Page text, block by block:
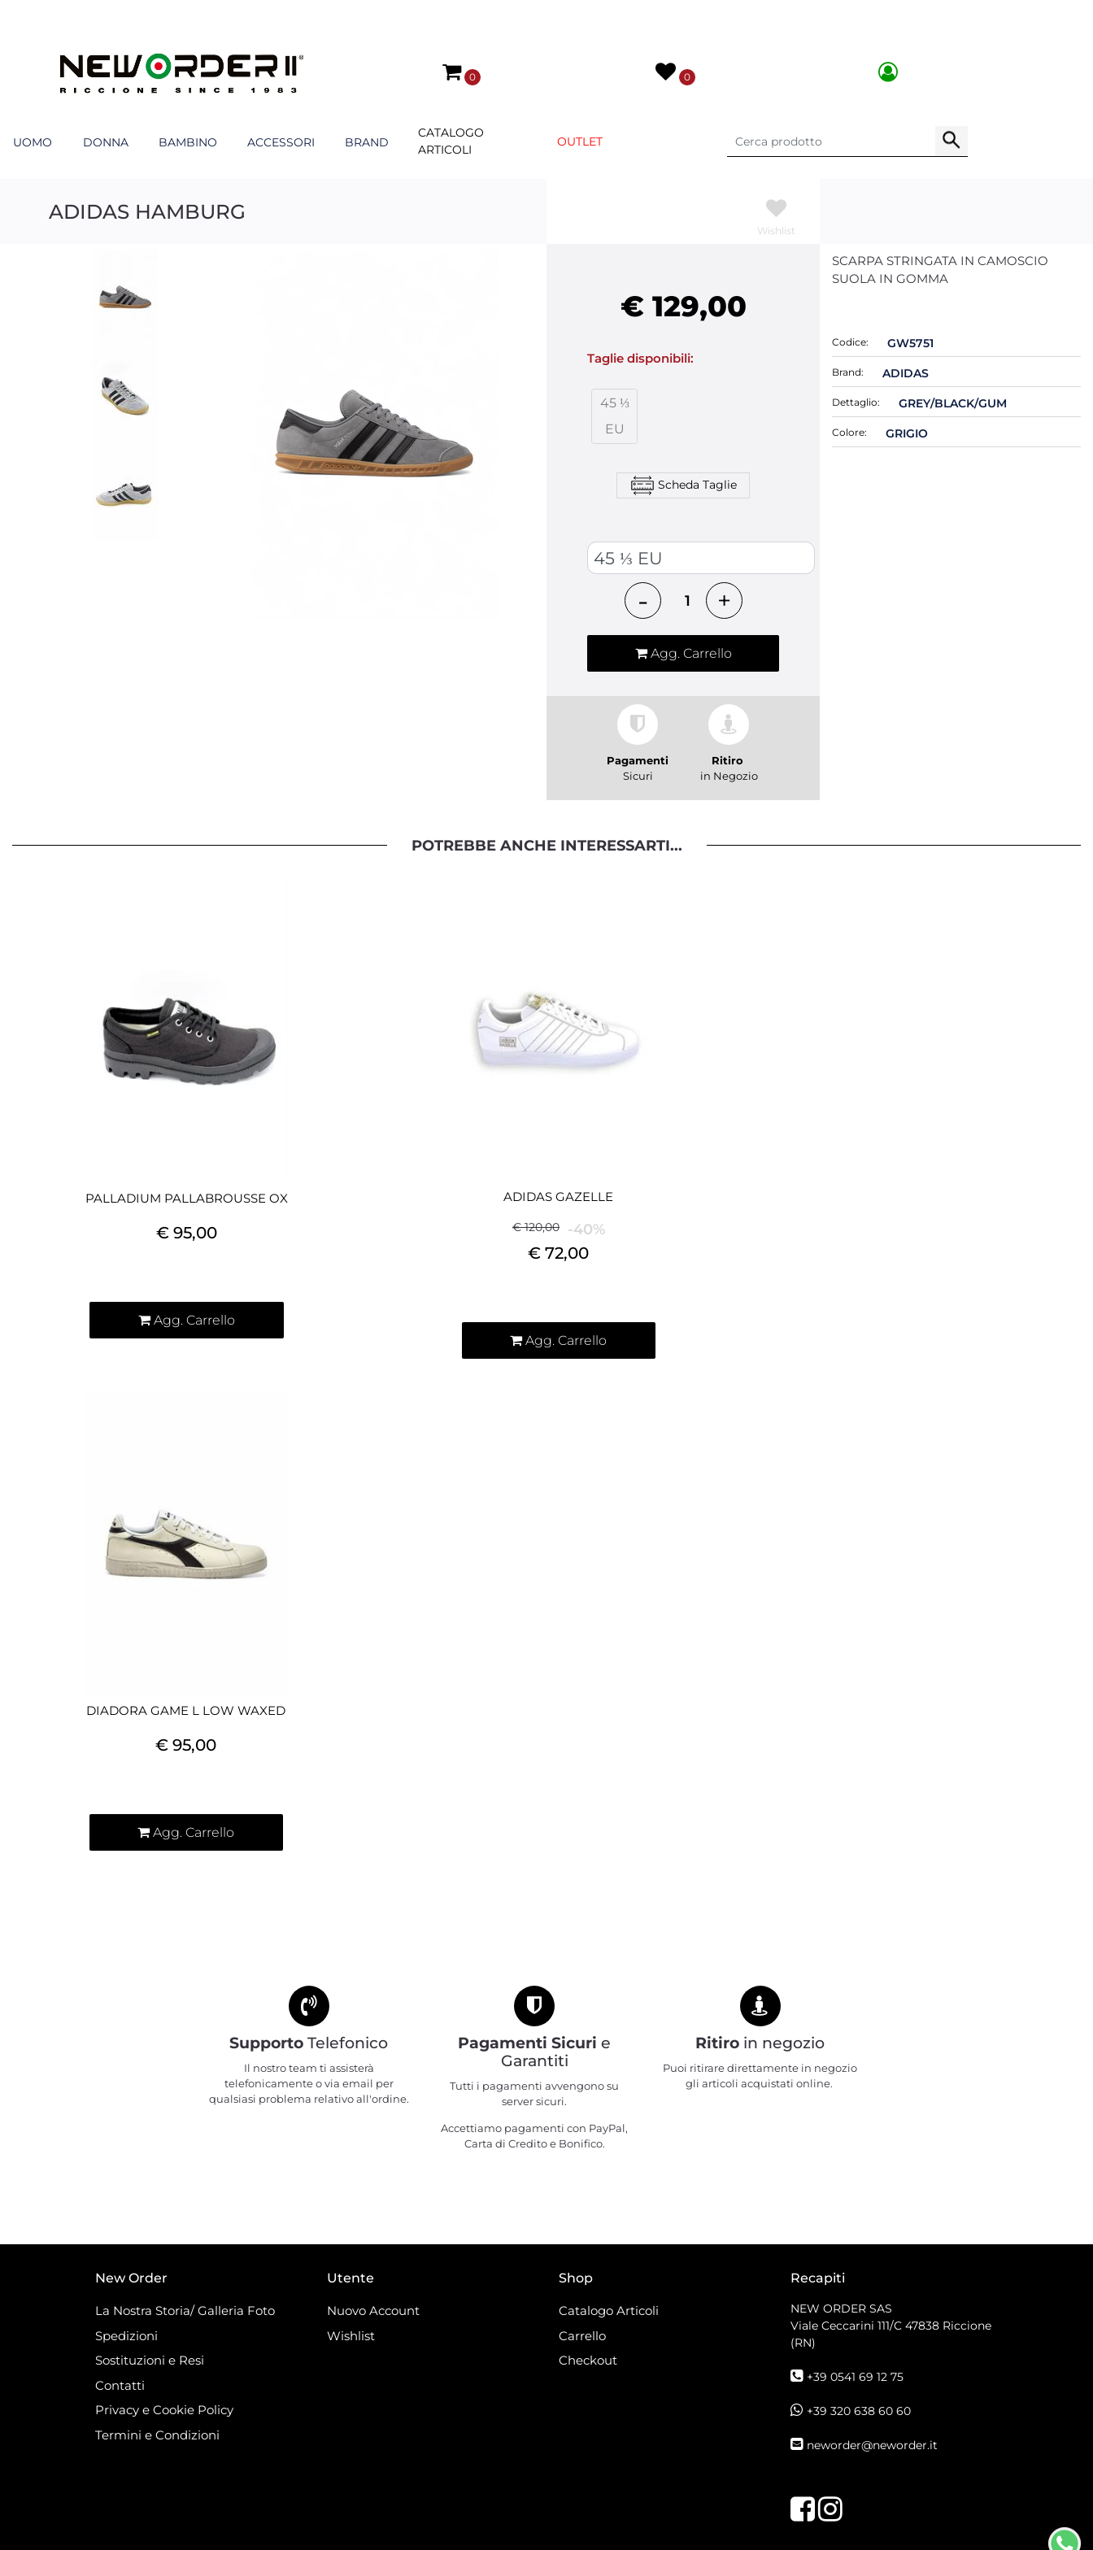
0 0
UOMO DONNA BAMBINO ACCESSORI BRAND
CATALOGO
ARTICOLI
OUTLET
ADIDAS HAMBURG
Wishlist
€ 129,00
Taglie disponibili:
45 ⅓
EU
Scheda Taglie
Quantità
Agg. Carrello
Pagamenti
Sicuri
Ritiro
in Negozio
SCARPA STRINGATA IN CAMOSCIO
SUOLA IN GOMMA
Codice: GW5751
Brand: ADIDAS
Dettaglio: GREY/BLACK/GUM
Colore: GRIGIO
POTREBBE ANCHE INTERESSARTI...
PALLADIUM PALLABROUSSE OX
€ 95,00
Agg. Carrello
ADIDAS GAZELLE
€ 120,00 -40%
€ 72,00
Agg. Carrello
DIADORA GAME L LOW WAXED
€ 95,00
Agg. Carrello
Supporto Telefonico
Il nostro team ti assisterà
telefonicamente o via email per
qualsiasi problema relativo all'ordine.
Pagamenti Sicuri e
Garantiti
Tutti i pagamenti avvengono su
server sicuri.
Accettiamo pagamenti con PayPal,
Carta di Credito e Bonifico.
Ritiro in negozio
Puoi ritirare direttamente in negozio
gli articoli acquistati online.
New Order
La Nostra Storia/ Galleria Foto
Spedizioni
Sostituzioni e Resi
Contatti
Privacy e Cookie Policy
Termini e Condizioni
Utente
Nuovo Account
Wishlist
Shop
Catalogo Articoli
Carrello
Checkout
Recapiti
NEW ORDER SAS
Viale Ceccarini 111/C 47838 Riccione
(RN)
+39 0541 69 12 75
+39 320 638 60 60
neworder@neworder.it
FacebookInstagram